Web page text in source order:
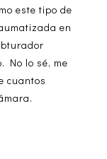
este tipo de
en
No lo sé, me
cuantos